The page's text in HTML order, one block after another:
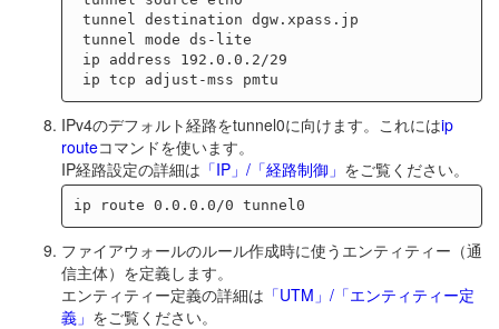
IPv4のデフォルト経路をtunnel0に向けます。これにはip
routeコマンドを使います。
IP経路設定の詳細は 「IP」/「経路制御」 をご覧ください。
ファイアウォールのルール作成時に使うエンティティー（通
信主体）を定義します。
エンティティー定義の詳細は 「UTM」/「エンティティー定
義」 をご覧ください。